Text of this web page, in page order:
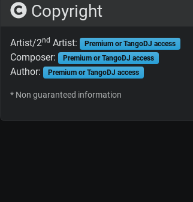
Copyright
Artist/2nd Artist: Premium or TangoDJ access
Composer: Premium or TangoDJ access
Author: Premium or TangoDJ access
* Non guaranteed information